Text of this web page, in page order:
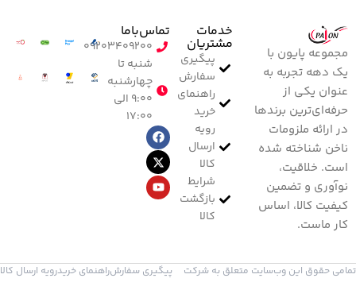
مجموعه پایون با
یک دهه تجربه به
عنوان یکی از
حرفه‌ای‌ترین برندها
در ارائه ملزومات
ناخن شناخته شده
است. خلاقیت،
نوآوری و تضمین
کیفیت کالا، اساس
کار ماست.
خدمات
مشتریان
پیگیری
سفارش
راهنمای
خرید
رویه
ارسال
کالا
شرایط
بازگشت
کالا
تماس‌با‌ما
۰۹۲۰۳۴۰۹۲۰۰
شنبه تا
چهارشنبه
۹:۰۰ الی
۱۷:۰۰
تمامی حقوق این وب‌سایت متعلق به شرکت
پیگیری سفارشراهنمای خریدرویه ارسال کالا